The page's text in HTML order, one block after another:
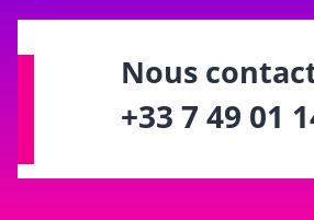
Nous
+33 7 49 01